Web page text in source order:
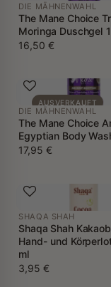
DIE MÄHNENWAHL
The Mane Choice
Moringa Duschgel
16,50 €
AUSVERKAUFT
DIE MÄHNENWAHL
The Mane Choice
Egyptian Body
17,95 €
SHAQA SHAH
Shaqa Shah
Hand- und
ml
3,95 €